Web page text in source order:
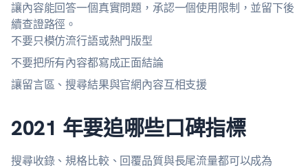
讓內容能回答一個真實問題，承認一個使用限制，並留下後
續查證路徑。
不要只模仿流行語或熱門版型
不要把所有內容都寫成正面結論
讓留言區、搜尋結果與官網內容互相支援
2021 年要追哪些口碑指標
搜尋收錄、規格比較、回覆品質與長尾流量都可以成為